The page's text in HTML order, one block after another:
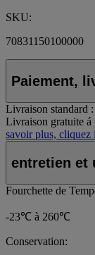
SKU:
70831150100000
Paiement,
Livraison standard :
Livraison gratuite á
savoir plus, cliquez
entretien et
Fourchette de
-23℃ à 260℃
Conservation: